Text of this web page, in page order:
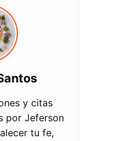
y citas
por Jeferson
tu fe,